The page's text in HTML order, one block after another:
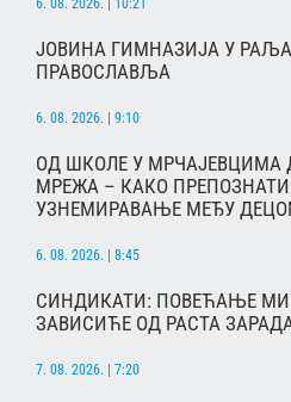
6. 08. 2026. | 10:21
ЈОВИНА ГИМНАЗИЈА У
ПРАВОСЛАВЉА
6. 08. 2026. | 9:10
ОД ШКОЛЕ У МРЧАЈЕВЦИМА
МРЕЖА – КАКО
УЗНЕМИРАВАЊЕ МЕЂУ
6. 08. 2026. | 8:45
СИНДИКАТИ: ПОВЕЋАЊЕ
ЗАВИСИЋЕ ОД РАСТА
7. 08. 2026. | 7:20